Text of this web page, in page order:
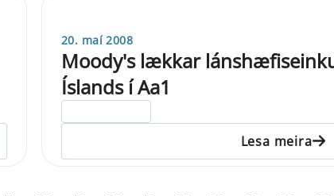
20. maí 2008
Moody's lækkar
Íslands í Aa1
Lesa meira